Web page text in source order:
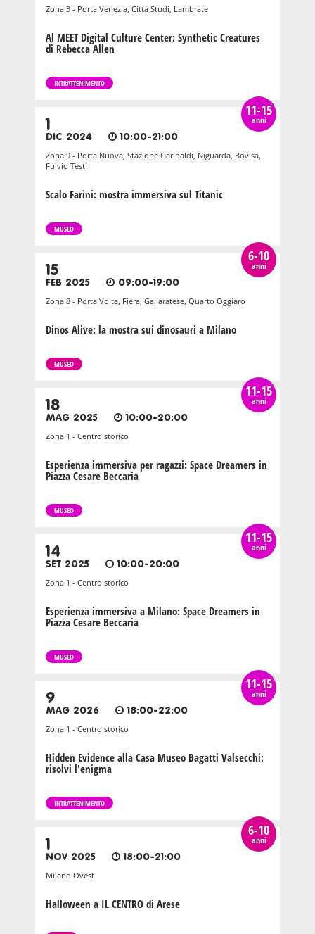
Zona 3 - Porta Venezia, Città Studi, Lambrate
Al MEET Digital Culture Center: Synthetic Creatures
di Rebecca Allen
INTRATTENIMENTO
11-15
anni
1
DIC 2024 10:00-21:00
Zona 9 - Porta Nuova, Stazione Garibaldi, Niguarda, Bovisa,
Fulvio Testi
Scalo Farini: mostra immersiva sul Titanic
MUSEO
6-10
anni
15
FEB 2025 09:00-19:00
Zona 8 - Porta Volta, Fiera, Gallaratese, Quarto Oggiaro
Dinos Alive: la mostra sui dinosauri a Milano
MUSEO
11-15
anni
18
MAG 2025 10:00-20:00
Zona 1 - Centro storico
Esperienza immersiva per ragazzi: Space Dreamers in
Piazza Cesare Beccaria
MUSEO
11-15
anni
14
SET 2025 10:00-20:00
Zona 1 - Centro storico
Esperienza immersiva a Milano: Space Dreamers in
Piazza Cesare Beccaria
MUSEO
11-15
anni
9
MAG 2026 18:00-22:00
Zona 1 - Centro storico
Hidden Evidence alla Casa Museo Bagatti Valsecchi:
risolvi l'enigma
INTRATTENIMENTO
6-10
anni
1
NOV 2025 18:00-21:00
Milano Ovest
Halloween a IL CENTRO di Arese